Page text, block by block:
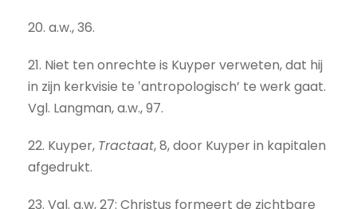
20. a.w., 36.
21. Niet ten onrechte is Kuyper verweten, dat hij
in zijn kerkvisie te ‛antropologisch’ te werk gaat.
Vgl. Langman, a.w., 97.
22. Kuyper, Tractaat, 8, door Kuyper in kapitalen
afgedrukt.
23. Vgl. a.w, 27: Christus formeert de zichtbare